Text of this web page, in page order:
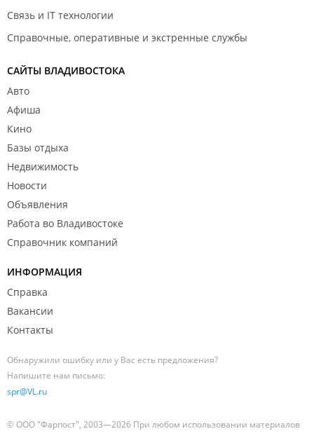
Связь и IT технологии
Справочные, оперативные и экстренные службы
САЙТЫ ВЛАДИВОСТОКА
Авто
Афиша
Кино
Базы отдыха
Недвижимость
Новости
Объявления
Работа во Владивостоке
Справочник компаний
ИНФОРМАЦИЯ
Справка
Вакансии
Контакты
Обнаружили ошибку или у Вас есть предложения?
Напишите нам письмо:
spr@VL.ru
© ООО "Фарпост", 2003—2026 При любом использовании материалов